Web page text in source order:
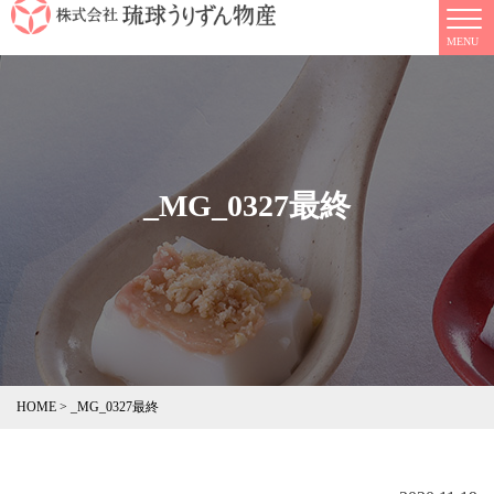
_MG_0327最終
HOME > _MG_0327最終